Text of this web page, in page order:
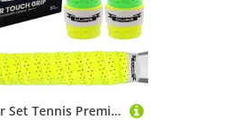
G-Lueck 50er Set Tennis Premium Overgrip Power Touch mit Perforation - Hoher Grip, Lange Haltbarkeit - 0,60mm Stärke | Griffband für Padel, Squash, Badminton Schläger | perforiert (Gemischte Farben)